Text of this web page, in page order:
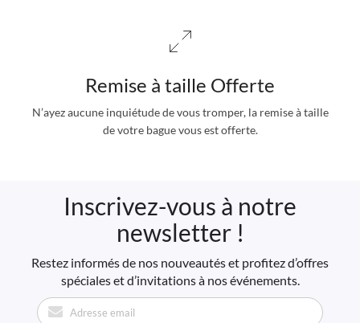
Remise à taille Offerte
N’ayez aucune inquiétude de vous tromper, la remise à taille
de votre bague vous est offerte.
Inscrivez-vous à notre
newsletter !
Restez informés de nos nouveautés et profitez d’offres
spéciales et d’invitations à nos événements.